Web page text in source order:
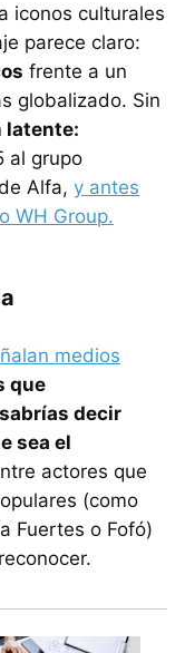
iconos culturales
parece claro:
frente a un
globalizado. Sin
latente:
al grupo
Alfa, y antes
WH Group.
medios
que
decir
sea el
actores que
(como
Fuertes o Fofó)